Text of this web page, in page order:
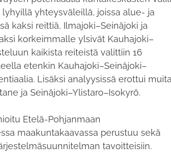
yhteysväleillä, joissa alue- ja
kaksi reittiä, Ilmajoki–Seinäjoki ja
korkeimmalle ylsivät Kauhajoki–
kaikista reiteistä valittiin 16
etenkin Kauhajoki–Seinäjoki–
Lisäksi analyysissä erottui
ja Seinäjoki–Ylistaro–Isokyrö.
Etelä-Pohjanmaan
maakuntakaavassa perustuu sekä
tavoitteisiin.